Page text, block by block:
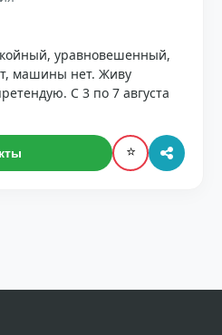
уравновешенный,
машины нет. Живу
С 3 по 7 августа
⭐